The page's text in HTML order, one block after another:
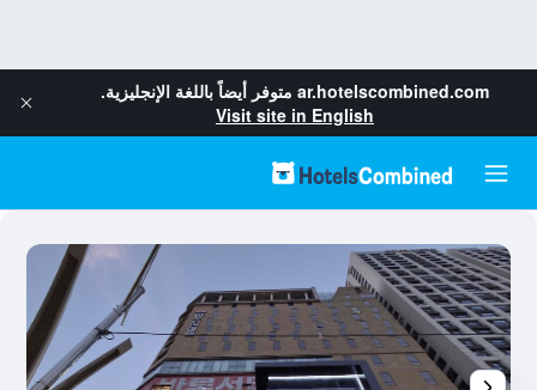
ar.hotelscombined.com متوفر أيضاً باللغة الإنجليزية.
Visit site in English